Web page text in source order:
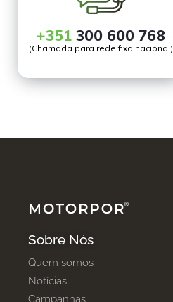
+351 300 600 768
(Chamada para rede fixa nacional)
Sobre Nós
Quem somos
Notícias
Campanhas